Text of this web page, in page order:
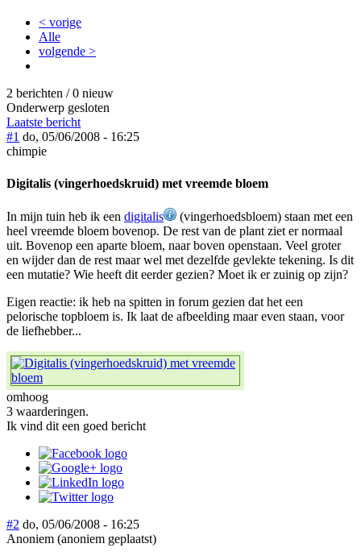
< vorige
Alle
volgende >
2 berichten / 0 nieuw
Onderwerp gesloten
Laatste bericht
#1 do, 05/06/2008 - 16:25
chimpie
Digitalis (vingerhoedskruid) met vreemde bloem
In mijn tuin heb ik een digitalis
(vingerhoedsbloem) staan met een
heel vreemde bloem bovenop. De rest van de plant ziet er normaal
uit. Bovenop een aparte bloem, naar boven openstaan. Veel groter
en wijder dan de rest maar wel met dezelfde gevlekte tekening. Is dit
een mutatie? Wie heeft dit eerder gezien? Moet ik er zuinig op zijn?
Eigen reactie: ik heb na spitten in forum gezien dat het een
pelorische topbloem is. Ik laat de afbeelding maar even staan, voor
de liefhebber...
omhoog
3 waarderingen.
Ik vind dit een goed bericht
#2 do, 05/06/2008 - 16:25
Anoniem (anoniem geplaatst)